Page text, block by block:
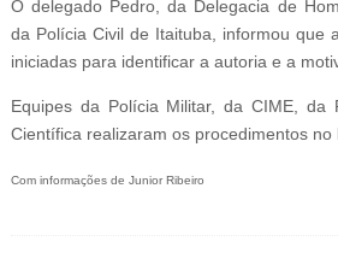
O delegado Pedro, da Delegacia de
da Polícia Civil de Itaituba, informou que
iniciadas para identificar a autoria e a
Equipes da Polícia Militar, da CIME, da
Científica realizaram os procedimentos no
Com informações de Junior Ribeiro